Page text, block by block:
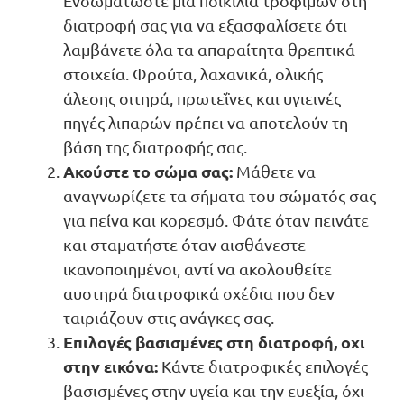
διατροφή σας για να εξασφαλίσετε ότι
λαμβάνετε όλα τα απαραίτητα θρεπτικά
στοιχεία. Φρούτα, λαχανικά, ολικής
άλεσης σιτηρά, πρωτεΐνες και υγιεινές
πηγές λιπαρών πρέπει να αποτελούν τη
βάση της διατροφής σας.
Ακούστε το σώμα σας:Μάθετε να
αναγνωρίζετε τα σήματα του σώματός σας
για πείνα και κορεσμό. Φάτε όταν πεινάτε
και σταματήστε όταν αισθάνεστε
ικανοποιημένοι, αντί να ακολουθείτε
αυστηρά διατροφικά σχέδια που δεν
ταιριάζουν στις ανάγκες σας.
Επιλογές βασισμένες στη διατροφή, οχι
στην εικόνα:Κάντε διατροφικές επιλογές
βασισμένες στην υγεία και την ευεξία, όχι